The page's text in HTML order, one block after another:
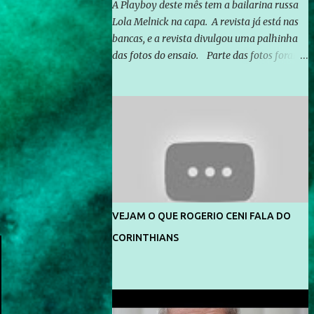
A Playboy deste mês tem a bailarina russa
Lola Melnick na capa. A revista já está nas
bancas, e a revista divulgou uma palhinha
das fotos do ensaio. Parte das fotos foram
divulga capa e primeiras fotos de Lola
Melnick - @aredacao
VEJAM O QUE ROGERIO CENI FALA DO
CORINTHIANS